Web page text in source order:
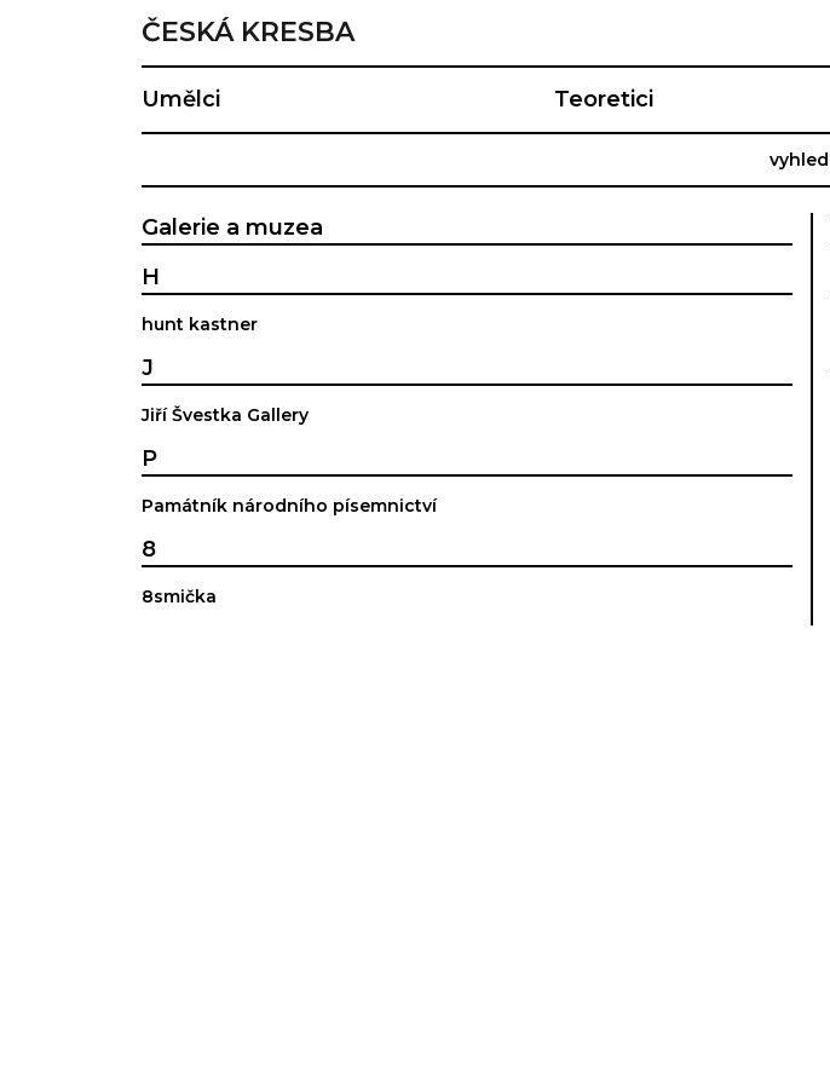
ČESKÁ KRESBA
Umělci Teoretici
Galerie a muzea
H
hunt kastner
J
Jiří Švestka Gallery
P
Památník národního písemnictví
8
8smička